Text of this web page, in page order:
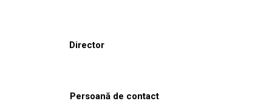
Director
Persoană de contact